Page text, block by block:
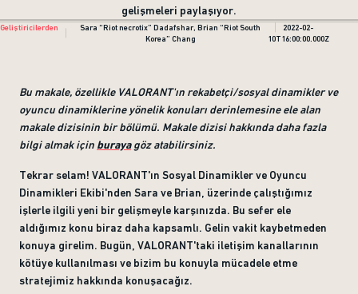
gelişmeleri paylaşıyor.
Geliştiricilerden
Sara “Riot necrotix” Dadafshar, Brian “Riot South
Korea” Chang
2022-02-
10T16:00:00.000Z
Bu makale, özellikle VALORANT'ın rekabetçi/sosyal dinamikler ve
oyuncu dinamiklerine yönelik konuları derinlemesine ele alan
makale dizisinin bir bölümü. Makale dizisi hakkında daha fazla
bilgi almak için burayagöz atabilirsiniz.
Tekrar selam! VALORANT'ın Sosyal Dinamikler ve Oyuncu
Dinamikleri Ekibi'nden Sara ve Brian, üzerinde çalıştığımız
işlerle ilgili yeni bir gelişmeyle karşınızda. Bu sefer ele
aldığımız konu biraz daha kapsamlı. Gelin vakit kaybetmeden
konuya girelim. Bugün, VALORANT'taki iletişim kanallarının
kötüye kullanılması ve bizim bu konuyla mücadele etme
stratejimiz hakkında konuşacağız.